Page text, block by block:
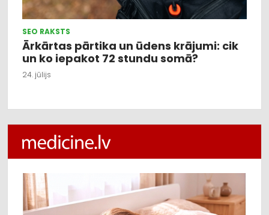
SEO RAKSTS
Ārkārtas pārtika un ūdens krājumi: cik
un ko iepakot 72 stundu somā?
24. jūlijs